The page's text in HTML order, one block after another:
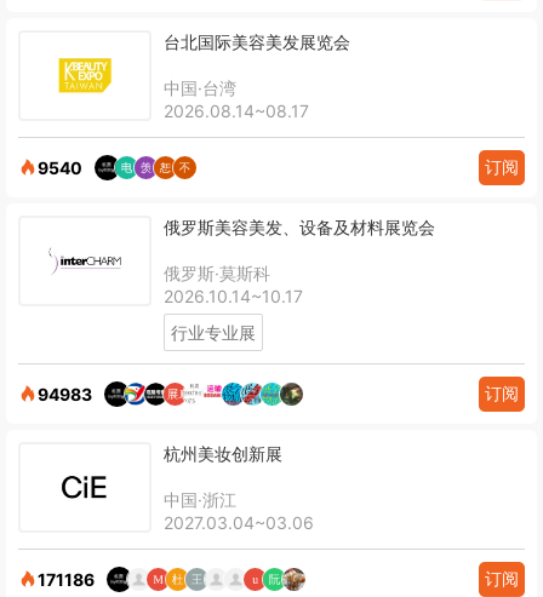
台北国际美容美发展览会
中国·台湾
2026.08.14~08.17
9540 订阅
俄罗斯美容美发、设备及材料展览会
俄罗斯·莫斯科
2026.10.14~10.17
行业专业展
94983 订阅
杭州美妆创新展
中国·浙江
2027.03.04~03.06
171186 订阅